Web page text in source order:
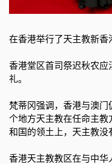
在香港举行了天主教新香
香港堂区首司祭迟秋农
礼。
梵蒂冈强调，香港与澳
个地方天主教在任命主
和国的领土上，天主教没
香港天主教教区在与中